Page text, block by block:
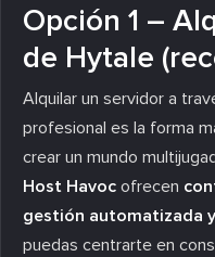
Opción 1 –
de Hytale
Alquilar un servidor a
profesional es la forma
crear un mundo
Host Havoc ofrecen
gestión automatizada
puedas centrarte en